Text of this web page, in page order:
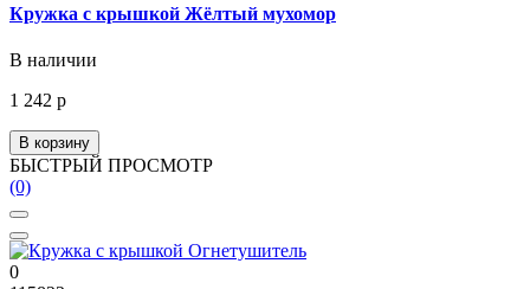
Кружка с крышкой Жёлтый мухомор
В наличии
1 242 р
В корзину
БЫСТРЫЙ ПРОСМОТР
(0)
0